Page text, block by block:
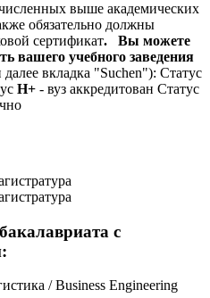
выше академических
обязательно должны
сертификат.
Вы можете
вашего учебного заведения
вкладка "Suchen"): Статус
Н+ - вуз аккредитован Статус
с
/ Business Engineering